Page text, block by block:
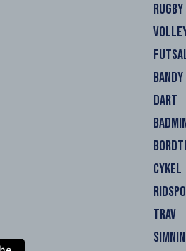
RUGBY
BANDY
DART
CYKEL
TRAV